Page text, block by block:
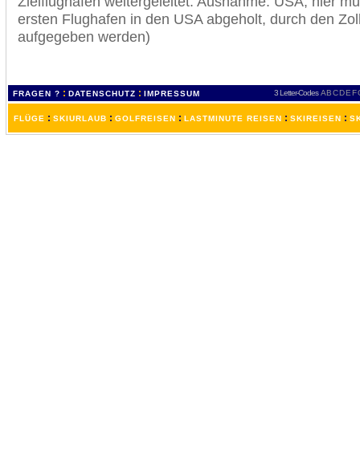
ersten Flughafen in den USA abgeholt, durch den
aufgegeben werden)
FRAGEN ? : DATENSCHUTZ : IMPRESSUM 3 Letter-Codes ABCDEF
FLÜGE : SKIURLAUB : GOLFREISEN : LASTMINUTE REISEN : SKIREISEN :